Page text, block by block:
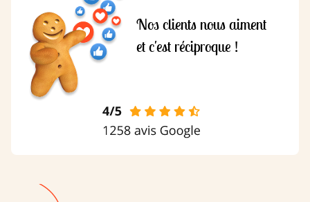
Nos clients nous aiment
et c'est réciproque !